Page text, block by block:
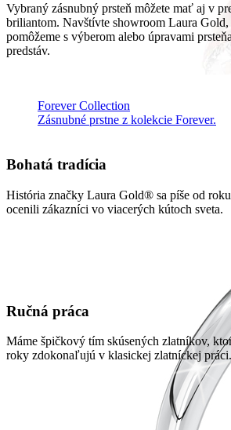
Forever Collection
Zásnubné prstne z kolekcie Forever.
Vybraný zásnubný prsteň môžete mať aj v
briliantom. Navštívte showroom Laura
pomôžeme s výberom alebo úpravami
predstáv.
Bohatá tradícia
História značky Laura Gold® sa píše od
ocenili zákazníci vo viacerých kútoch sveta.
Ručná práca
Máme špičkový tím skúsených zlatníkov,
roky zdokonaľujú v klasickej zlatníckej práci.